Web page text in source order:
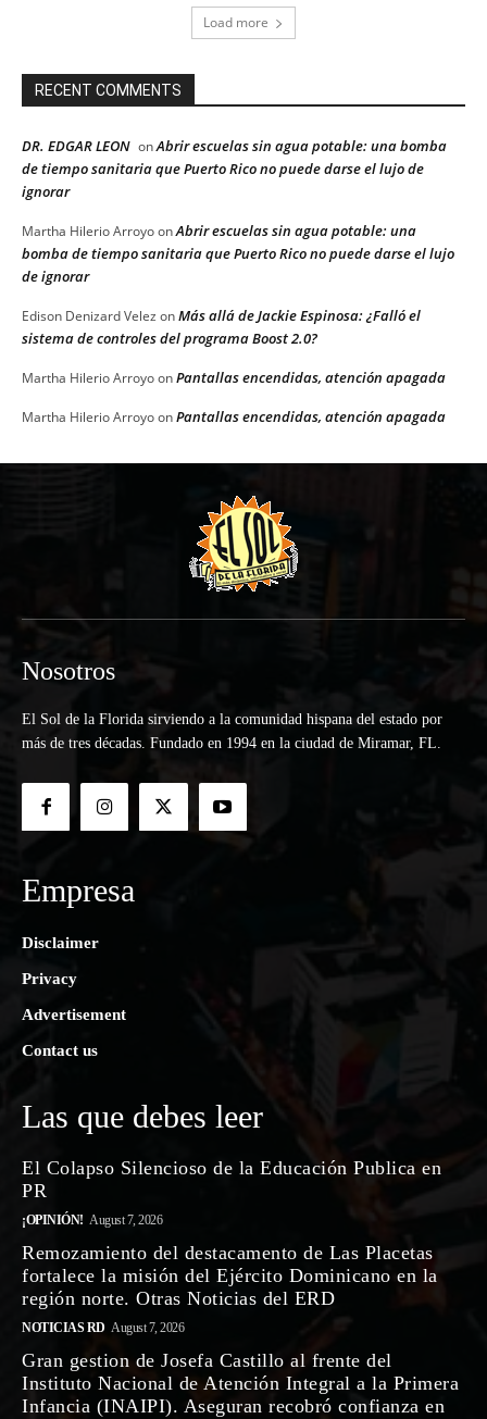
Load more
RECENT COMMENTS
DR. EDGAR LEON onAbrir escuelas sin agua potable: una bomba
de tiempo sanitaria que Puerto Rico no puede darse el lujo de
ignorar
Martha Hilerio ArroyoonAbrir escuelas sin agua potable: una
bomba de tiempo sanitaria que Puerto Rico no puede darse el lujo
de ignorar
Edison Denizard Velez onMás allá de Jackie Espinosa: ¿Falló el
sistema de controles del programa Boost 2.0?
Martha Hilerio ArroyoonPantallas encendidas, atención apagada
Martha Hilerio ArroyoonPantallas encendidas, atención apagada
Nosotros
El Sol de la Florida sirviendo a la comunidad hispana del estado por
más de tres décadas. Fundado en 1994 en la ciudad de Miramar, FL.
Empresa
Disclaimer
Privacy
Advertisement
Contact us
Las que debes leer
El Colapso Silencioso de la Educación Publica en
PR
¡OPINIÓN! August 7, 2026
Remozamiento del destacamento de Las Placetas
fortalece la misión del Ejército Dominicano en la
región norte. Otras Noticias del ERD
NOTICIAS RD August 7, 2026
Gran gestion de Josefa Castillo al frente del
Instituto Nacional de Atención Integral a la Primera
Infancia (INAIPI). Aseguran recobró confianza en